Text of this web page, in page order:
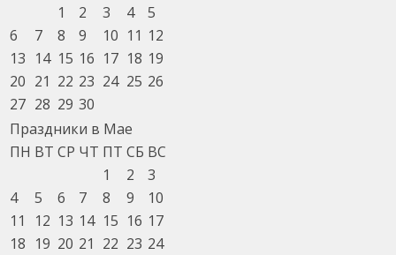
1
2 3 4
5
6
7 8 9 10 11 12
13 14 15 16 17 18 19
20 21 22 23 24 25 26
27 28 29 30
Праздники в Мае
ПН ВТ СР ЧТ ПТ СБ ВС
1
2
3
4
5 6 7 8 9
10
11
12 13 14 15 16 17
18 19 20 21 22 23 24